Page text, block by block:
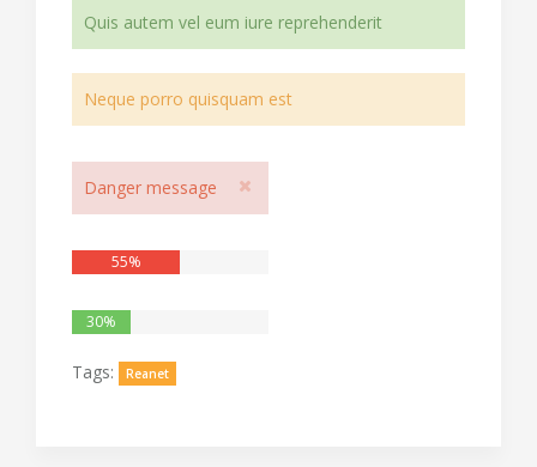
Quis autem vel eum iure reprehenderit
Neque porro quisquam est
Danger message
55%
30%
Tags: Reanet